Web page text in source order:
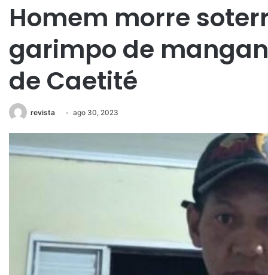
Homem morre
garimpo de
de Caetité
revista ago 30, 2023